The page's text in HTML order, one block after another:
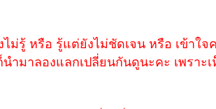
ม่รู้ หรือ รู้แต่ยังไม่ชัดเจน หรือ เข้าใ
มาลองแลกเปลี่ยนกันดูนะคะ เพราะ